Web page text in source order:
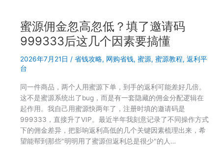
首
次
提
现
操
在
抖
买
东
能
返
现
吗？
邀
蜜源佣金忽高忽低？填了邀请码
999333后这几个因素要搞懂
2026年7月21日 / 省钱攻略, 网购省钱, 蜜源, 蜜源教程, 返利平
台
同一件商品，两个人用蜜源下单，到手的返利可能差好几倍。
这不是蜜源系统出了bug，而是有一套隐藏的佣金分配逻辑在
起作用。我自己用蜜源快两年了，注册时填的邀请码是
999333，直接升了VIP。最近半年我刻意记录了不同操作方式
下的佣金差异，把影响返利高低的几个关键因素梳理出来，希
望能帮到那些"明明用了蜜源但返利总是很少"的人…